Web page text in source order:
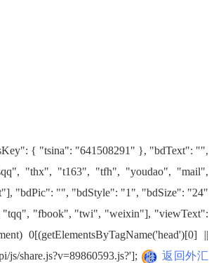
{ "tsina": "641508291" }, "bdText": "",
"thx", "t163", "tfh", "youdao", "mail",
"bdPic": "", "bdStyle": "1", "bdSize": "24"
"fbook", "twi", "weixin"], "viewText":
||
js/share.js?v=89860593.js?'];
返回外汇